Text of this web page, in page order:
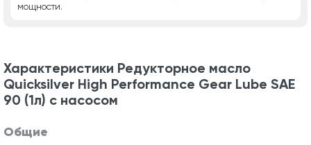
мощности.
Характеристики Редукторное масло
Quicksilver High Performance Gear Lube SAE
90 (1л) с насосом
Общие